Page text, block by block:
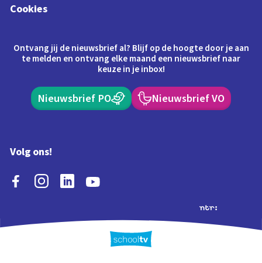
Cookies
Ontvang jij de nieuwsbrief al? Blijf op de hoogte door je aan
te melden en ontvang elke maand een nieuwsbrief naar
keuze in je inbox!
Nieuwsbrief PO Nieuwsbrief VO
Volg ons!